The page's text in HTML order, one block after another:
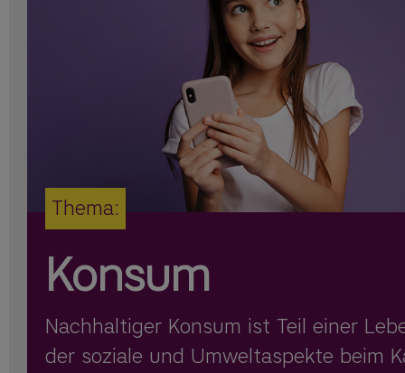
Thema:
Konsum
Nachhaltiger Konsum ist Teil einer
der soziale und Umweltaspekte beim